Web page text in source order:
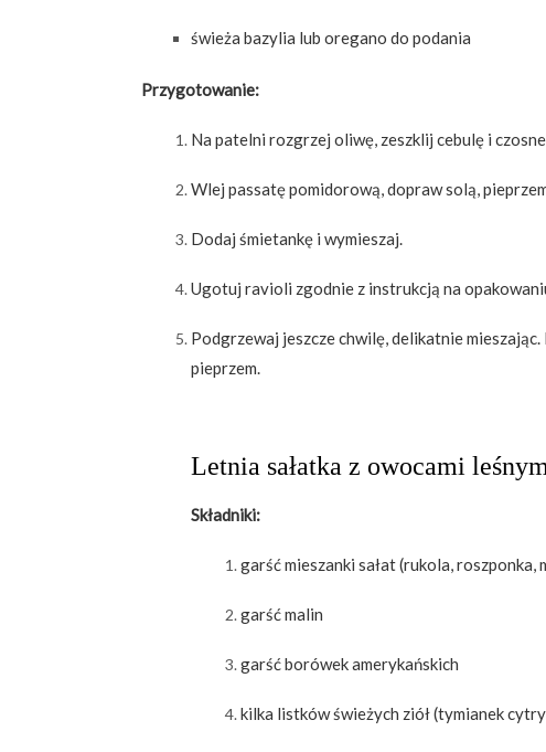
świeża bazylia lub oregano do podania
Przygotowanie:
Na patelni rozgrzej oliwę, zeszklij cebulę i
Wlej passatę pomidorową, dopraw solą,
Dodaj śmietankę i wymieszaj.
Ugotuj ravioli zgodnie z instrukcją na
Podgrzewaj jeszcze chwilę, delikatnie
pieprzem.
Letnia sałatka z owocami
Składniki:
garść mieszanki sałat (rukola, roszponka,
garść malin
garść borówek amerykańskich
kilka listków świeżych ziół (tymianek